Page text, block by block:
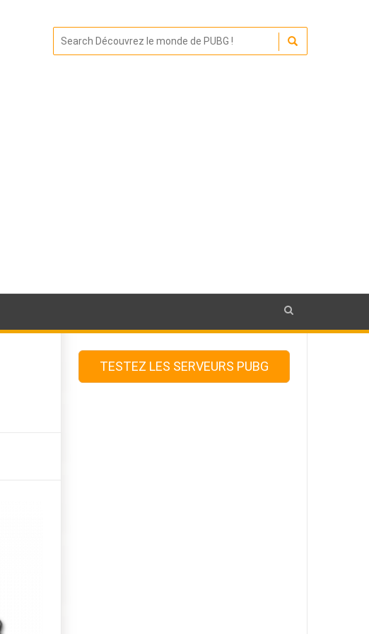
TESTEZ LES SERVEURS PUBG